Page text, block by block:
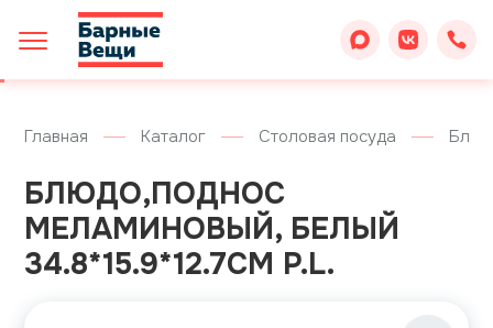
Главная Каталог Столовая посуда
БЛЮДО,ПОДНОС
МЕЛАМИНОВЫЙ, БЕЛЫЙ
34.8*15.9*12.7СМ P.L.